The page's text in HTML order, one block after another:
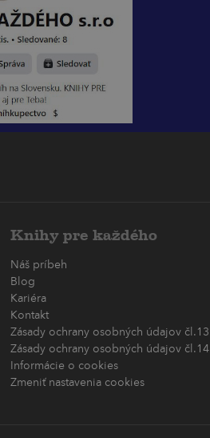
Knihy pre každého
Náš príbeh
Blog
Kariéra
Kontakt
Zásady ochrany osobných údajov čl.13
Zásady ochrany osobných údajov čl.14
Informácie o cookies
Zmeniť nastavenia cookies